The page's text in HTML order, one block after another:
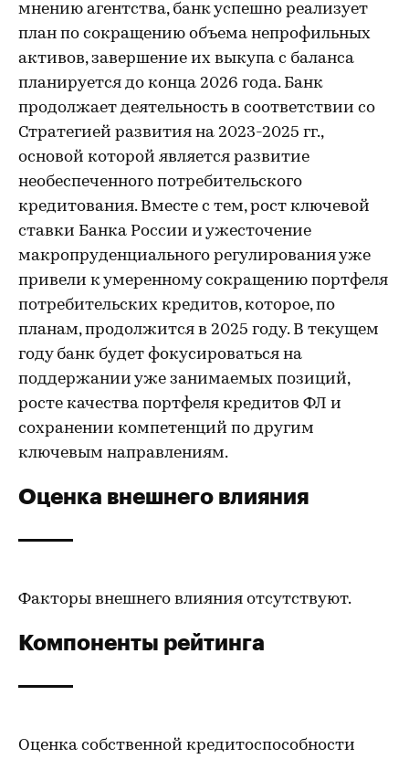
мнению агентства, банк успешно реализует
план по сокращению объема непрофильных
активов, завершение их выкупа с баланса
планируется до конца 2026 года. Банк
продолжает деятельность в соответствии со
Стратегией развития на 2023-2025 гг.,
основой которой является развитие
необеспеченного потребительского
кредитования. Вместе с тем, рост ключевой
ставки Банка России и ужесточение
макропруденциального регулирования уже
привели к умеренному сокращению портфеля
потребительских кредитов, которое, по
планам, продолжится в 2025 году. В текущем
году банк будет фокусироваться на
поддержании уже занимаемых позиций,
росте качества портфеля кредитов ФЛ и
сохранении компетенций по другим
ключевым направлениям.
Оценка внешнего влияния
Факторы внешнего влияния отсутствуют.
Компоненты рейтинга
Оценка собственной кредитоспособности